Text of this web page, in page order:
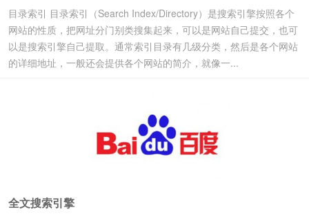
目录索引 目录索引（Search Index/Directory）是搜索引擎按照各个
网站的性质，把网址分门别类搜集起来，可以是网站自己提交，也可
以是搜索引擎自己提取。通常索引目录有几级分类，然后是各个网站
的详细地址，一般还会提供各个网站的简介，就像一...
全文搜索引擎